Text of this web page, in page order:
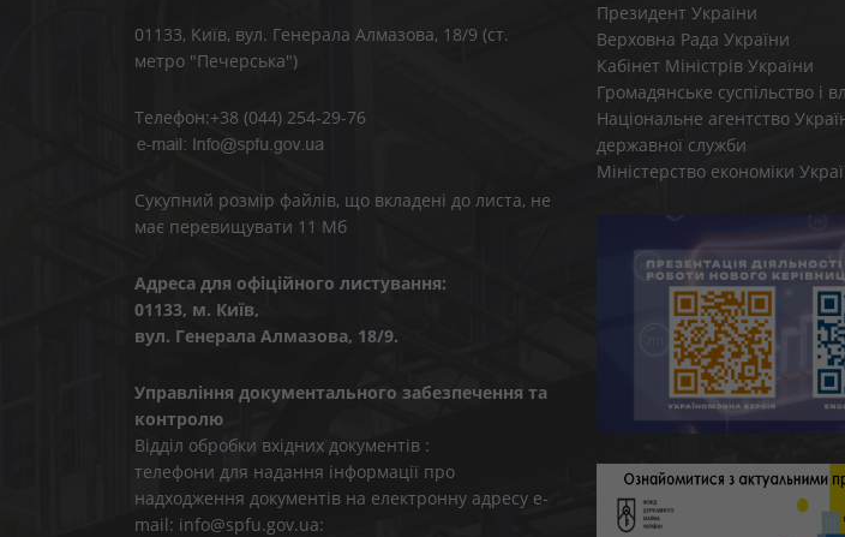
01133, Kиїв, вул. Генерала Алмазова, 18/9 (ст.
метро "Печерська")
Телефон:+38 (044) 254-29-76
Сукупний розмір файлів, що вкладені до листа, не
має перевищувати 11 Мб
Адреса для офіційного листування:
01133, м. Київ,
вул. Генерала Алмазова, 18/9.
Управління документального забезпечення та
контролю
Відділ обробки вхідних документів :
телефони для надання інформації про
надходження документів на електронну адресу e-
mail: info@spfu.gov.ua:
Президент України
Верховна Рада України
Кабінет Міністрів України
Громадянське суспільство і
Національне агентство
державної служби
Міністерство економіки